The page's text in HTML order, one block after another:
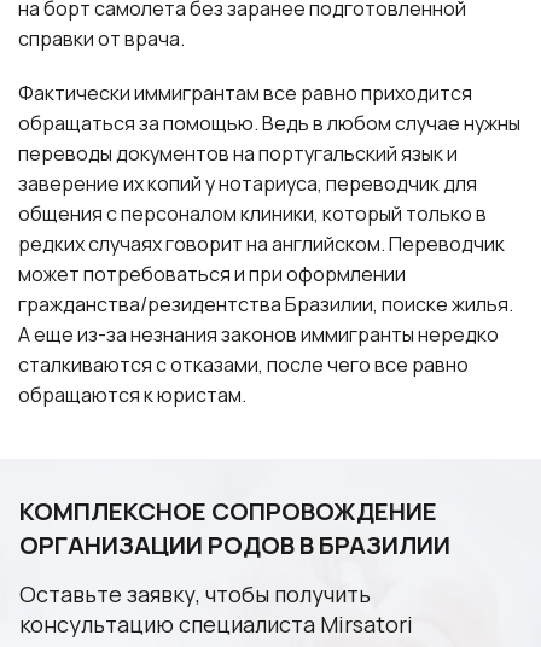
на борт самолета без заранее подготовленной
справки от врача.
Фактически иммигрантам все равно приходится
обращаться за помощью. Ведь в любом случае нужны
переводы документов на португальский язык и
заверение их копий у нотариуса, переводчик для
общения с персоналом клиники, который только в
редких случаях говорит на английском. Переводчик
может потребоваться и при оформлении
гражданства/резидентства Бразилии, поиске жилья.
А еще из-за незнания законов иммигранты нередко
сталкиваются с отказами, после чего все равно
обращаются к юристам.
КОМПЛЕКСНОЕ СОПРОВОЖДЕНИЕ
ОРГАНИЗАЦИИ РОДОВ В БРАЗИЛИИ
Оставьте заявку, чтобы получить
консультацию специалиста Mirsatori